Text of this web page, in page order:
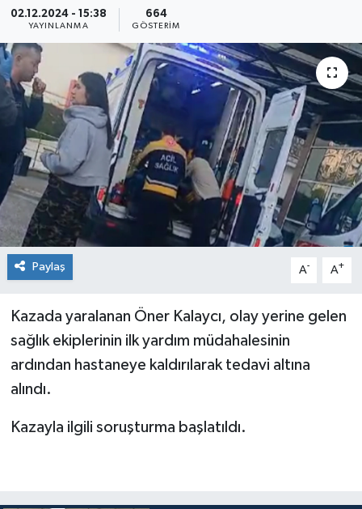
02.12.2024 - 15:38
YAYINLANMA
664
GÖSTERIM
Paylaş A- A+
Kazada yaralanan Öner Kalaycı, olay yerine gelen
sağlık ekiplerinin ilk yardım müdahalesinin
ardından hastaneye kaldırılarak tedavi altına
alındı.
Kazayla ilgili soruşturma başlatıldı.
Magazin
Medya
Mizah
Röportaj
Teknoloji